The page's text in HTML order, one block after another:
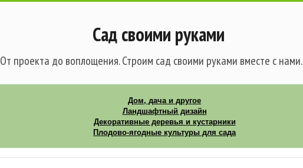
Сад своими руками
От проекта до воплощения. Строим сад своими руками вместе с нами.
Дом, дача и другое
Ландшафтный дизайн
Декоративные деревья и кустарники
Плодово-ягодные культуры для сада